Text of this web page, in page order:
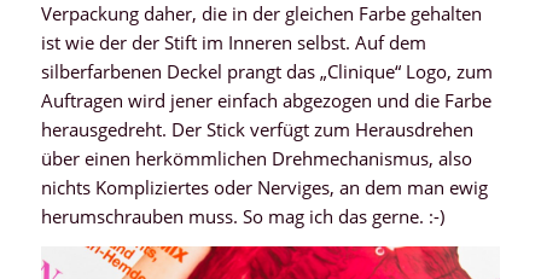
Verpackung daher, die in der gleichen Farbe gehalten
ist wie der der Stift im Inneren selbst. Auf dem
silberfarbenen Deckel prangt das „Clinique“ Logo, zum
Auftragen wird jener einfach abgezogen und die Farbe
herausgedreht. Der Stick verfügt zum Herausdrehen
über einen herkömmlichen Drehmechanismus, also
nichts Kompliziertes oder Nerviges, an dem man ewig
herumschrauben muss. So mag ich das gerne. :-)